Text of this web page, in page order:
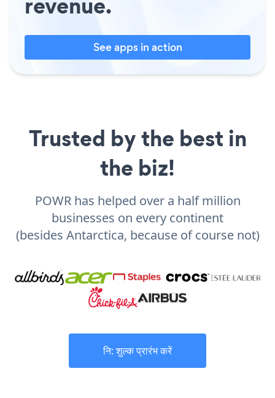
See apps in action
Trusted by the best in
the biz!
POWR has helped over a half million
businesses on every continent
(besides Antarctica, because of course not)
नि: शुल्क प्रारंभ करें